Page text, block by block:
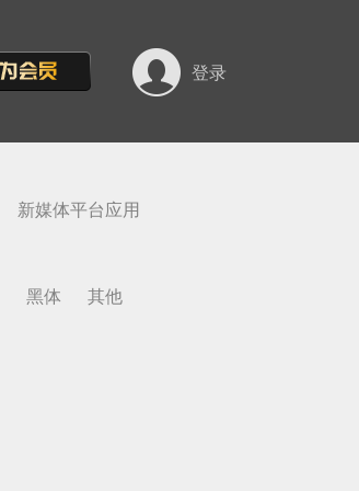
登录
新媒体平台应用
黑体 其他